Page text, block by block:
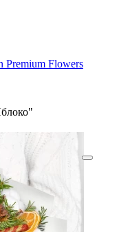
Premium Flowers